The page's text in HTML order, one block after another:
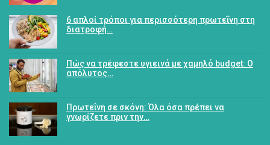
6 απλοί τρόποι για περισσότερη πρωτεΐνη στη
διατροφή…
Πώς να τρέφεστε υγιεινά με χαμηλό budget: Ο
απόλυτος…
Πρωτεΐνη σε σκόνη: Όλα όσα πρέπει να
γνωρίζετε πριν την…